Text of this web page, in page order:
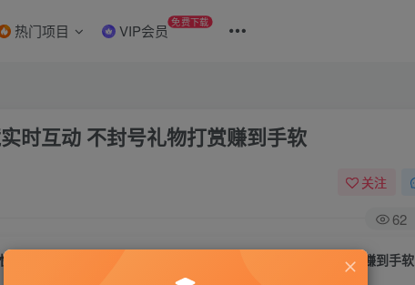
热门项目 VIP会员 免费下载
时互动 不封号礼物打赏赚到手软
关注
62
手财神爷AI智能直播间 无需真人出镜实时互动 不封号礼物打赏赚到手软